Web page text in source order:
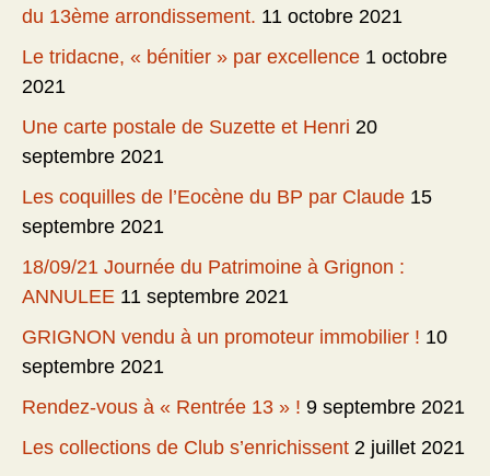
du 13ème arrondissement. 11 octobre 2021
Le tridacne, « bénitier » par excellence 1 octobre
2021
Une carte postale de Suzette et Henri 20
septembre 2021
Les coquilles de l’Eocène du BP par Claude 15
septembre 2021
18/09/21 Journée du Patrimoine à Grignon :
ANNULEE 11 septembre 2021
GRIGNON vendu à un promoteur immobilier ! 10
septembre 2021
Rendez-vous à « Rentrée 13 » ! 9 septembre 2021
Les collections de Club s’enrichissent 2 juillet 2021